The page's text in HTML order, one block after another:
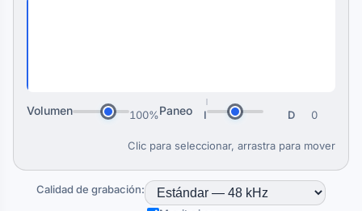
Volumen 100%Paneo I D 0
Clic para seleccionar, arrastra para mover
Calidad de grabación: